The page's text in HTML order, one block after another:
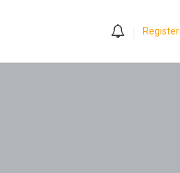
Register